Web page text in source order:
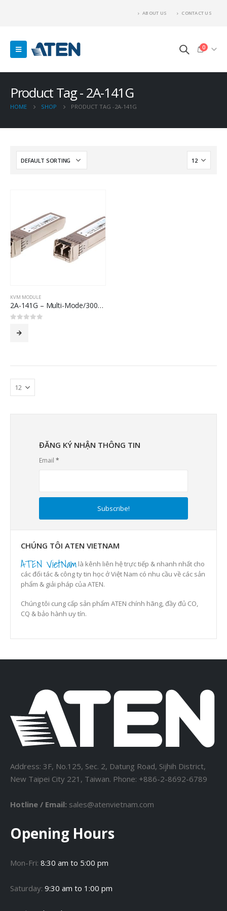
ABOUT US CONTACT US
0
Product Tag - 2A-141G
HOME SHOP PRODUCT TAG -2A-141G
KVM MODULE
2A-141G – Multi-Mode/300M Fiber SFP+ Module
ĐĂNG KÝ NHẬN THÔNG TIN
Email *
CHÚNG TÔI ATEN VIETNAM
ATEN VietNam là kênh liên hệ trực tiếp & nhanh nhất cho
các đối tác & công ty tin học ở Việt Nam có nhu cầu về các sản
phẩm & giải pháp của ATEN.
Chúng tôi cung cấp sản phẩm ATEN chính hãng, đầy đủ CO,
CQ & bảo hành uy tín.
Address: 3F, No.125, Sec. 2, Datung Road, Sijhih District,
New Taipei City 221, Taiwan. Phone: +886-2-8692-6789
Hotline / Email: sales@atenvietnam.com
Opening Hours
Mon-Fri: 8:30 am to 5:00 pm
Saturday: 9:30 am to 1:00 pm